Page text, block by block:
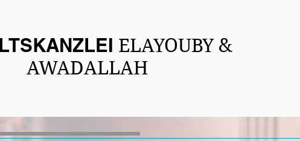
ELAYOUBY &
AWADALLAH